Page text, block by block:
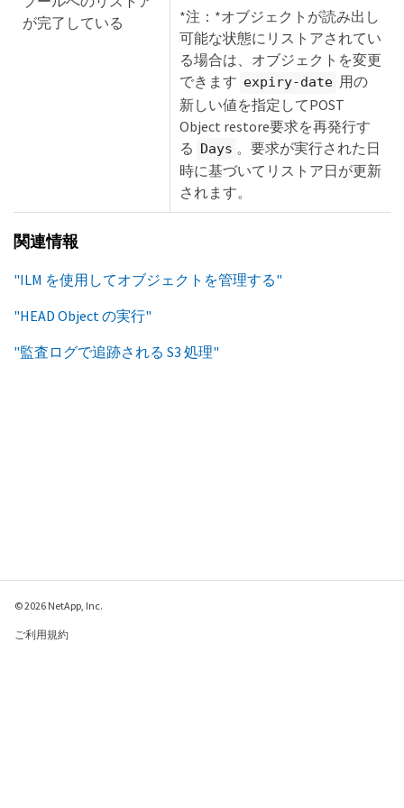
が完了している
*注：*オブジェクトが読み出し
可能な状態にリストアされてい
る場合は、オブジェクトを変更
できます expiry-date 用の
新しい値を指定してPOST
Object restore要求を再発行す
る Days 。要求が実行された日
時に基づいてリストア日が更新
されます。
関連情報
"ILM を使用してオブジェクトを管理する"
"HEAD Object の実行"
"監査ログで追跡される S3 処理"
© 2026 NetApp, Inc.
ご利用規約